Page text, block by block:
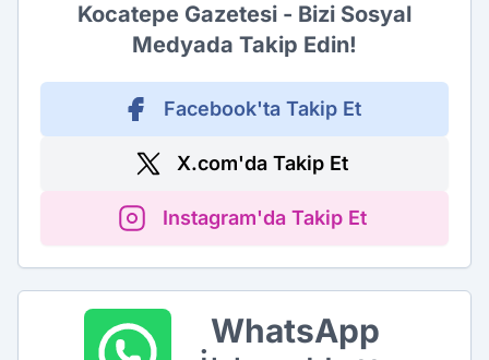
Kocatepe Gazetesi - Bizi Sosyal
Medyada Takip Edin!
Facebook'ta Takip Et
X.com'da Takip Et
Instagram'da Takip Et
WhatsApp